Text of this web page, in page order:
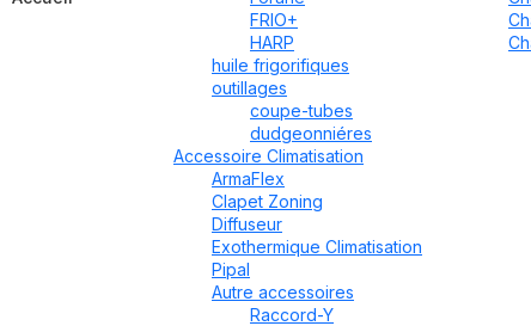
FRIO+
HARP
huile frigorifiques
outillages
coupe-tubes
dudgeonniéres
Accessoire Climatisation
ArmaFlex
Clapet Zoning
Diffuseur
Exothermique Climatisation
Pipal
Autre accessoires
Raccord-Y